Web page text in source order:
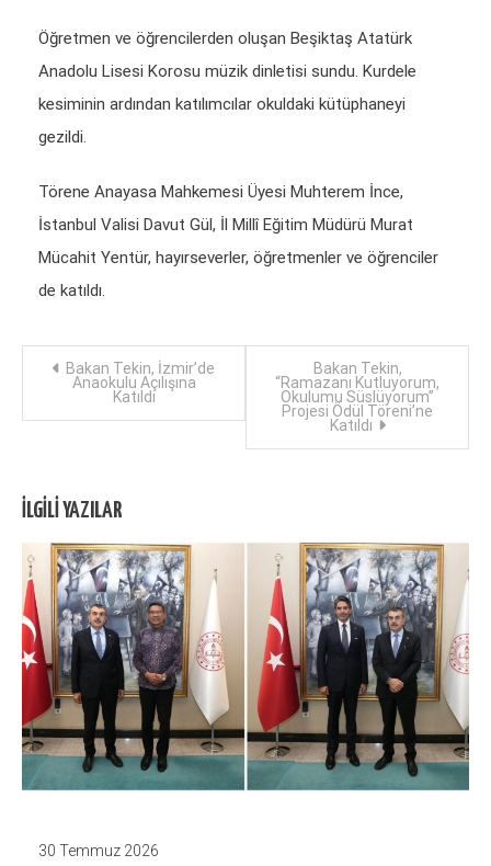
Öğretmen ve öğrencilerden oluşan Beşiktaş Atatürk
Anadolu Lisesi Korosu müzik dinletisi sundu. Kurdele
kesiminin ardından katılımcılar okuldaki kütüphaneyi
gezildi.
Törene Anayasa Mahkemesi Üyesi Muhterem İnce,
İstanbul Valisi Davut Gül, İl Millî Eğitim Müdürü Murat
Mücahit Yentür, hayırseverler, öğretmenler ve öğrenciler
de katıldı.
Yazı
dolaşımı
Bakan Tekin, İzmir’de
Anaokulu Açılışına
Katıldı
Bakan Tekin,
“Ramazanı Kutluyorum,
Okulumu Süslüyorum”
Projesi Ödül Töreni’ne
Katıldı
İLGILI YAZILAR
30 Temmuz 2026